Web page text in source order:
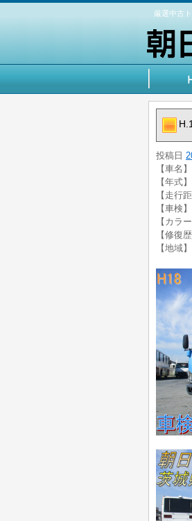
厳選中古
投稿日
【車名
【年式
【走行
【車検
【カラ
【修復
【地域